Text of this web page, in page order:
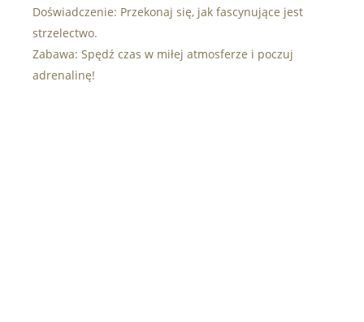
Doświadczenie: Przekonaj się, jak fascynujące jest
strzelectwo.
Zabawa: Spędź czas w miłej atmosferze i poczuj
adrenalinę!